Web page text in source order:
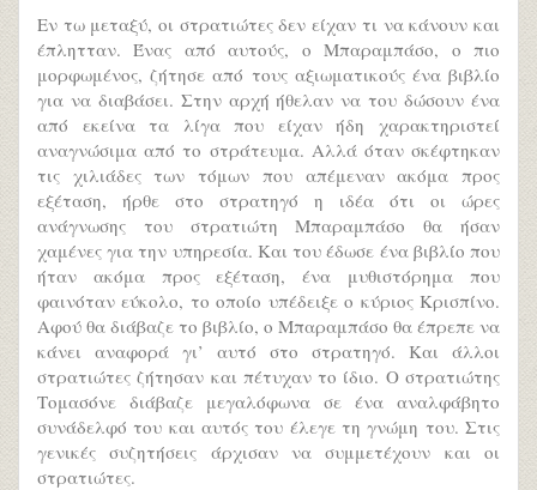
Εν τω μεταξύ, οι στρατιώτες δεν είχαν τι να κάνουν και
έπλητταν. Ένας από αυτούς, ο Μπαραμπάσο, ο πιο
μορφωμένος, ζήτησε από τους αξιωματικούς ένα βιβλίο
για να διαβάσει. Στην αρχή ήθελαν να του δώσουν ένα
από εκείνα τα λίγα που είχαν ήδη χαρακτηριστεί
αναγνώσιμα από το στράτευμα. Αλλά όταν σκέφτηκαν
τις χιλιάδες των τόμων που απέμεναν ακόμα προς
εξέταση, ήρθε στο στρατηγό η ιδέα ότι οι ώρες
ανάγνωσης του στρατιώτη Μπαραμπάσο θα ήσαν
χαμένες για την υπηρεσία. Και του έδωσε ένα βιβλίο που
ήταν ακόμα προς εξέταση, ένα μυθιστόρημα που
φαινόταν εύκολο, το οποίο υπέδειξε ο κύριος Κρισπίνο.
Αφού θα διάβαζε το βιβλίο, ο Μπαραμπάσο θα έπρεπε να
κάνει αναφορά γι’ αυτό στο στρατηγό. Και άλλοι
στρατιώτες ζήτησαν και πέτυχαν το ίδιο. Ο στρατιώτης
Τομασόνε διάβαζε μεγαλόφωνα σε ένα αναλφάβητο
συνάδελφό του και αυτός του έλεγε τη γνώμη του. Στις
γενικές συζητήσεις άρχισαν να συμμετέχουν και οι
στρατιώτες.